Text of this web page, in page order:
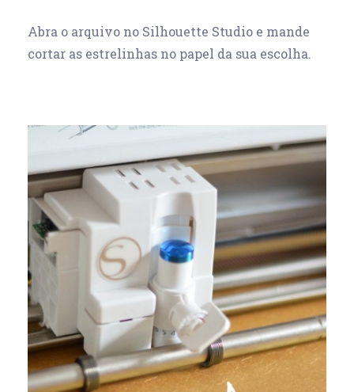
Abra o arquivo no Silhouette Studio e mande
cortar as estrelinhas no papel da sua escolha.